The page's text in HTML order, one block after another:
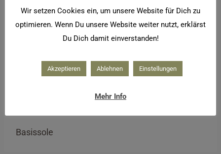
Basissole
Wir setzen Cookies ein, um unsere Website für Dich zu
optimieren. Wenn Du unsere Website weiter nutzt, erklärst
Du Dich damit einverstanden!
Akzeptieren Ablehnen Einstellungen
Mehr Info